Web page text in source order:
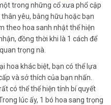
trong những cổ xưa phổ cập
yêu, bằng hữu hoặc bạn
theo hoa sanh nhật thể hiện
đồng thời khi là 1 cách để
trọng nà.
hoa khác biệt, bạn có thể lựa
và sở thích của bạn nhấn.
có thể thể hiện tính bí quyết
lúc ấy, 1 bó hoa sang trọng